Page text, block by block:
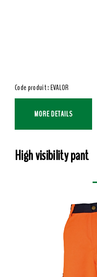
Code produit : EVALOR
MORE DETAILS
High visibility pant